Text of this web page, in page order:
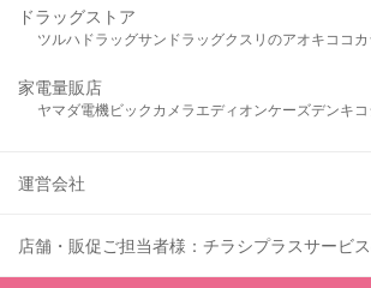
ドラッグストア
ツルハドラッグサンドラッグクスリのアオキ ココ
家電量販店
ヤマダ電機ビックカメラ エディオンケーズデンキ
運営会社
店舗・販促ご担当者様：チラシプラスサービ